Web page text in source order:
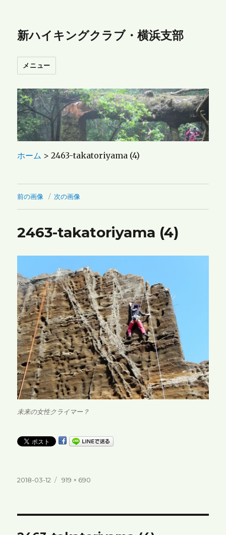
新ハイキングクラブ・横浜支部
メニュー
ホーム >2463-takatoriyama (4)
前の画像 次の画像
2463-takatoriyama (4)
未来の女性クライマー？
投
2018-03-12
フ
919 × 690